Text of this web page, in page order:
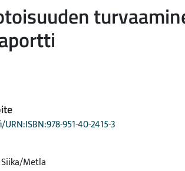
951-40-2415-3
Metla